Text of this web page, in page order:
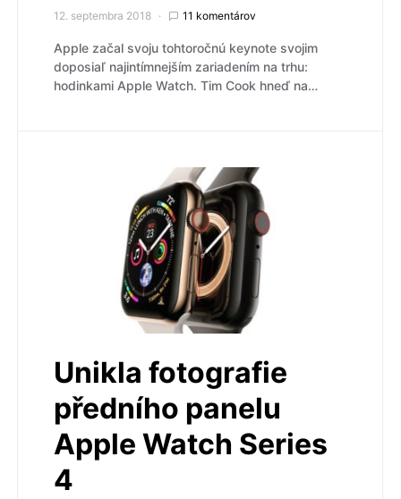
12. septembra 2018 11 komentárov
Apple začal svoju tohtoročnú keynote svojim
doposiaľ najintímnejším zariadením na trhu:
hodinkami Apple Watch. Tim Cook hneď na…
Unikla fotografie
předního panelu
Apple Watch Series
4